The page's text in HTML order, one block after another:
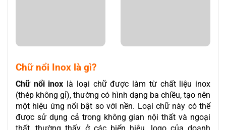
Chữ nổi Inox là gì?
Chữ nổi inox là loại chữ được làm từ chất liệu inox
(thép không gỉ), thường có hình dạng ba chiều, tạo nên
một hiệu ứng nổi bật so với nền. Loại chữ này có thể
được sử dụng cả trong không gian nội thất và ngoại
thất, thường thấy ở các biển hiệu, logo của doanh